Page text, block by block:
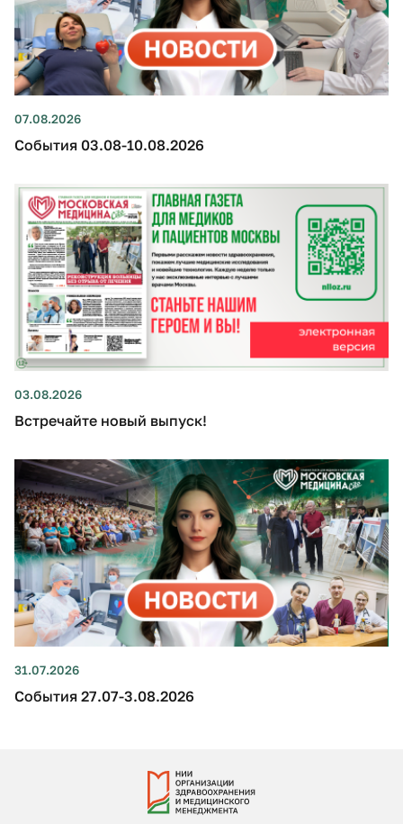
07.08.2026
События 03.08-10.08.2026
03.08.2026
Встречайте новый выпуск!
31.07.2026
События 27.07-3.08.2026